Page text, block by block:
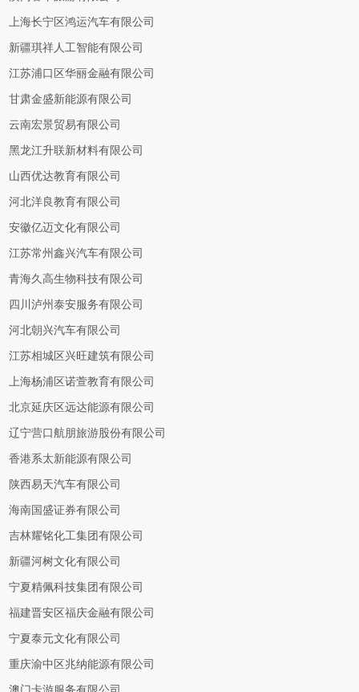
上海长宁区鸿运汽车有限公司
新疆琪祥人工智能有限公司
江苏浦口区华丽金融有限公司
甘肃金盛新能源有限公司
云南宏景贸易有限公司
黑龙江升联新材料有限公司
山西优达教育有限公司
河北洋良教育有限公司
安徽亿迈文化有限公司
江苏常州鑫兴汽车有限公司
青海久高生物科技有限公司
四川泸州泰安服务有限公司
河北朝兴汽车有限公司
江苏相城区兴旺建筑有限公司
上海杨浦区诺萱教育有限公司
北京延庆区远达能源有限公司
辽宁营口航朋旅游股份有限公司
香港系太新能源有限公司
陕西易天汽车有限公司
海南国盛证券有限公司
吉林耀铭化工集团有限公司
新疆河树文化有限公司
宁夏精佩科技集团有限公司
福建晋安区福庆金融有限公司
宁夏泰元文化有限公司
重庆渝中区兆纳能源有限公司